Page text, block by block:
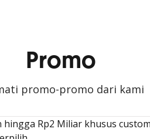
Promo
promo-promo dari kami